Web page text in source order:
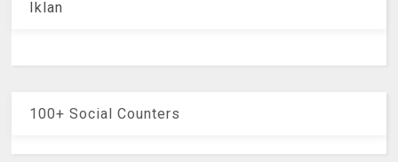
Iklan
100+ Social Counters